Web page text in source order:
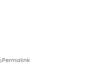
Permalink